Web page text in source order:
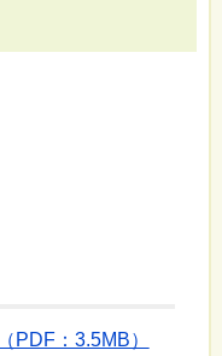
PDF：3.5MB）